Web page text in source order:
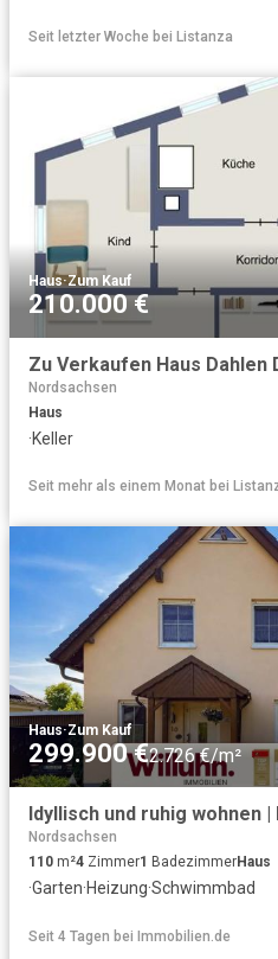
Seit letzter Woche bei Listanza
Haus·Zum Kauf
210.000 €
Nordsachsen
Haus
·Keller
Seit mehr als einem Monat bei
Haus·Zum Kauf
299.900 €2.726 €/m²
Nordsachsen
110 m²4 Zimmer1 BadezimmerHaus
·Garten·Heizung·Schwimmbad
Seit 4 Tagen bei Immobilien.de